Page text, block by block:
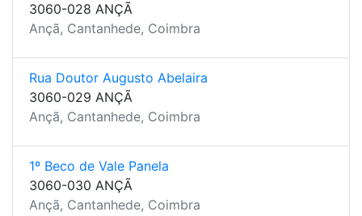
3060-028 ANÇÃ
Ançã, Cantanhede, Coimbra
Rua Doutor Augusto Abelaira
3060-029 ANÇÃ
Ançã, Cantanhede, Coimbra
1º Beco de Vale Panela
3060-030 ANÇÃ
Ançã, Cantanhede, Coimbra